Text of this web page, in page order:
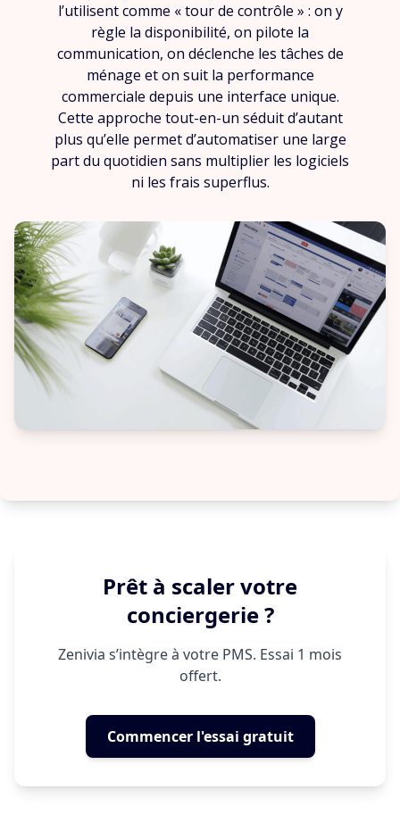
l’utilisent comme « tour de contrôle » : on y
règle la disponibilité, on pilote la
communication, on déclenche les tâches de
ménage et on suit la performance
commerciale depuis une interface unique.
Cette approche tout-en-un séduit d’autant
plus qu’elle permet d’automatiser une large
part du quotidien sans multiplier les logiciels
ni les frais superflus.
Prêt à scaler votre
conciergerie ?
Zenivia s’intègre à votre PMS. Essai 1 mois
offert.
Commencer l'essai gratuit